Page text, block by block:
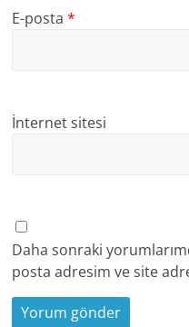
E-posta*
İnternet sitesi
Daha sonraki
posta adresim ve site